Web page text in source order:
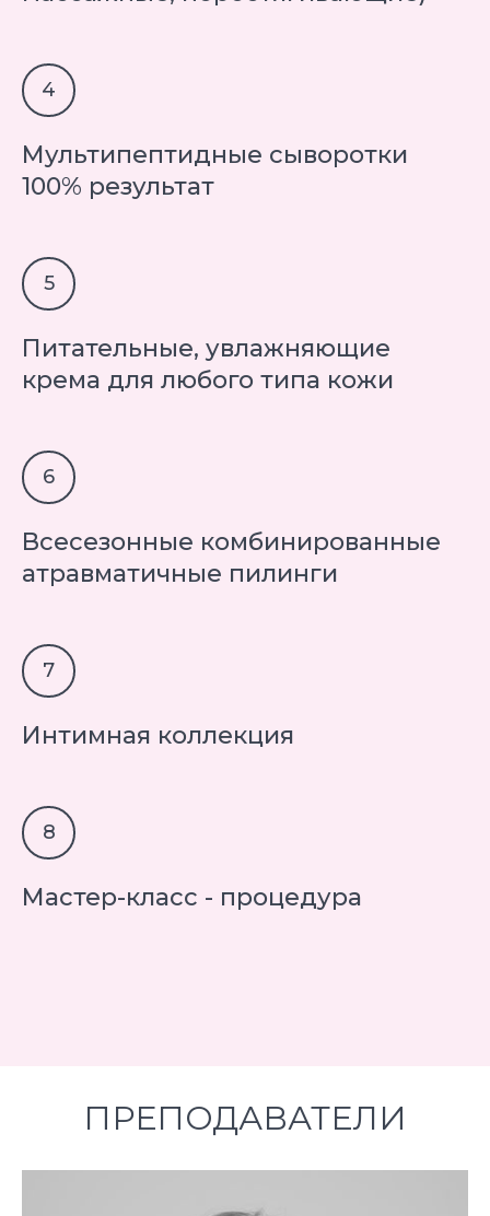
Мультипептидные сыворотки
100% результат
Питательные, увлажняющие
крема для любого типа кожи
Всесезонные комбинированные
атравматичные пилинги
Интимная коллекция
Мастер-класс - процедура
ПРЕПОДАВАТЕЛИ